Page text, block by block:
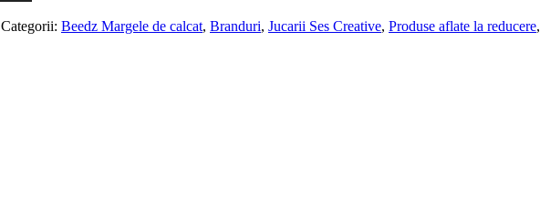
Categorii: Beedz Margele de calcat, Branduri, Jucarii Ses Creative, Produse aflate la reducere,